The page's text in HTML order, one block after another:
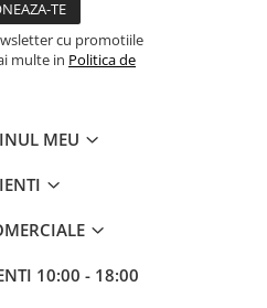
cu promotiile
multe in Politica de
MEU
10:00 - 18:00